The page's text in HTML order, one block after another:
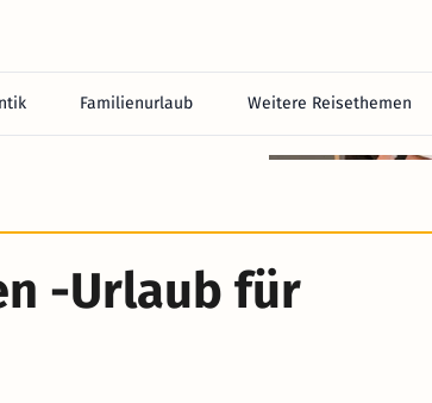
Familienurlaub Weitere Reisethemen
-Urlaub für